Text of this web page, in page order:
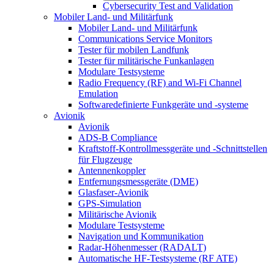
Cybersecurity Test and Validation
Mobiler Land- und Militärfunk
Mobiler Land- und Militärfunk
Communications Service Monitors
Tester für mobilen Landfunk
Tester für militärische Funkanlagen
Modulare Testsysteme
Radio Frequency (RF) and Wi-Fi Channel
Emulation
Softwaredefinierte Funkgeräte und -systeme
Avionik
Avionik
ADS-B Compliance
Kraftstoff-Kontrollmessgeräte und -Schnittstellen
für Flugzeuge
Antennenkoppler
Entfernungsmessgeräte (DME)
Glasfaser-Avionik
GPS-Simulation
Militärische Avionik
Modulare Testsysteme
Navigation und Kommunikation
Radar-Höhenmesser (RADALT)
Automatische HF-Testsysteme (RF ATE)